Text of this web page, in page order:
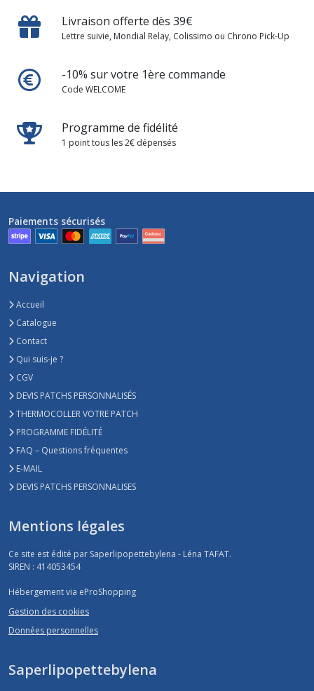
Livraison offerte dès 39€
Lettre suivie, Mondial Relay, Colissimo ou Chrono Pick-Up
-10% sur votre 1ère commande
Code WELCOME
Programme de fidélité
1 point tous les 2€ dépensés
Paiements sécurisés
Navigation
Accueil
Catalogue
Contact
Qui suis-je ?
CGV
DEVIS PATCHS PERSONNALISÉS
THERMOCOLLER VOTRE PATCH
PROGRAMME FIDÉLITÉ
FAQ – Questions fréquentes
E-MAIL
DEVIS PATCHS PERSONNALISES
Mentions légales
Ce site est édité par Saperlipopettebylena - Léna TAFAT.
SIREN : 414053454
Hébergement via eProShopping
Gestion des cookies
Données personnelles
Saperlipopettebylena